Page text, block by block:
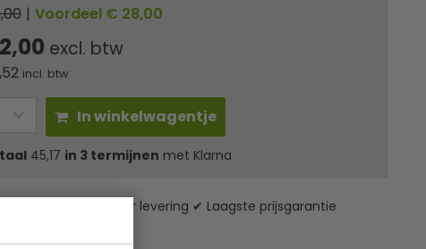
| Voordeel € 28,00
excl. btw
incl. btw
In winkelwagentje
45,17 in 3 termijnen met Klarna
verzending* ✔ 24 uur levering ✔ Laagste prijsgarantie